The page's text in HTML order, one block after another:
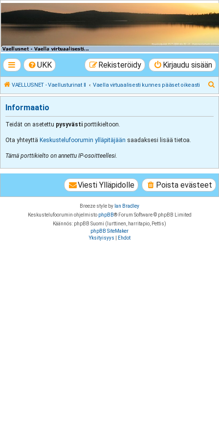
VAELLUSNET -
Vaellusturinat II
UKK Kirjaudu sisään
Rekisteröidy
VAELLUSNET - Vaellusturinat II Vaella virtuaalisesti kunnes pääset oikeasti
t
Informaatio
Teidät on asetettu pysyvästi porttikieltoon.
Ota yhteyttä Keskustelufoorumin ylläpitäjään saadaksesi lisää tietoa.
Tämä porttikielto on annettu IP-osoitteellesi.
Poista evästeet
Viesti Ylläpidolle
Breeze style by Ian Bradley
Keskustelufoorumin ohjelmisto phpBB® Forum Software © phpBB Limited
Käännös: phpBB Suomi (lurttinen, harritapio, Pettis)
phpBB SiteMaker
Yksityisyys
Ehdot